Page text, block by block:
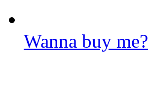
Wanna buy me?